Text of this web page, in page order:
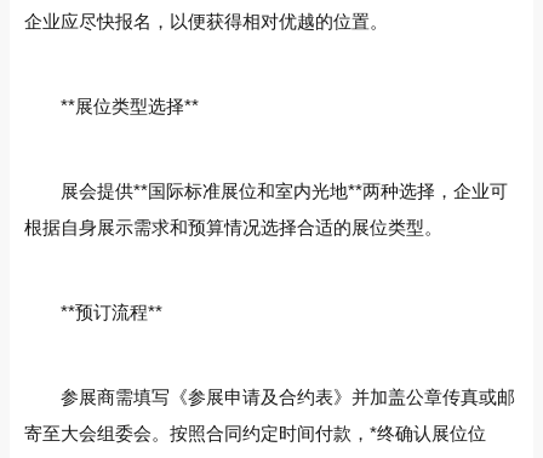
企业应尽快报名，以便获得相对优越的位置。
**展位类型选择**
展会提供**国际标准展位和室内光地**两种选择，企业可
根据自身展示需求和预算情况选择合适的展位类型。
**预订流程**
参展商需填写《参展申请及合约表》并加盖公章传真或邮
寄至大会组委会。按照合同约定时间付款，*终确认展位位